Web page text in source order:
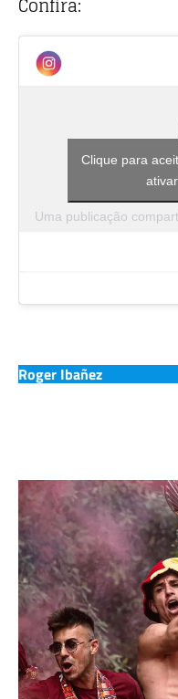
Confira:
Uma publicação
Clique para
Roger Ibañez